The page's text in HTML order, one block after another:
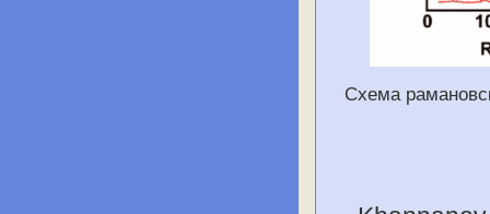
Схема